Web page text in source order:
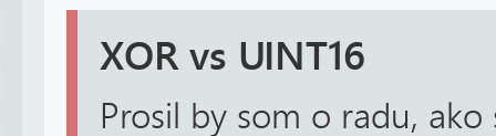
XOR vs UINT16
Prosil by som o radu,